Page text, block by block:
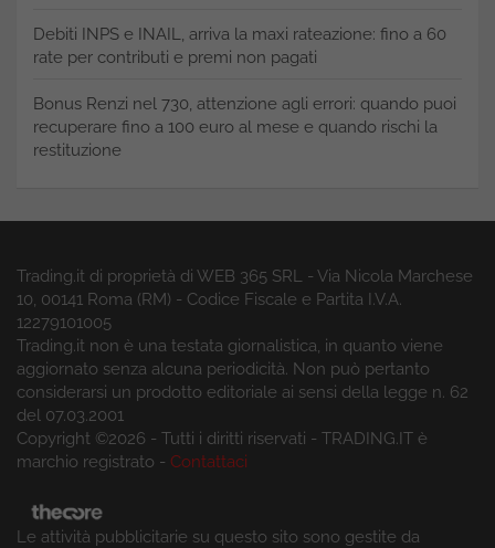
Debiti INPS e INAIL, arriva la maxi rateazione: fino a 60
rate per contributi e premi non pagati
Bonus Renzi nel 730, attenzione agli errori: quando puoi
recuperare fino a 100 euro al mese e quando rischi la
restituzione
Trading.it di proprietà di WEB 365 SRL - Via Nicola Marchese
10, 00141 Roma (RM) - Codice Fiscale e Partita I.V.A.
12279101005
Trading.it non è una testata giornalistica, in quanto viene
aggiornato senza alcuna periodicità. Non può pertanto
considerarsi un prodotto editoriale ai sensi della legge n. 62
del 07.03.2001
Copyright ©2026 - Tutti i diritti riservati - TRADING.IT è
marchio registrato - Contattaci
Le attività pubblicitarie su questo sito sono gestite da